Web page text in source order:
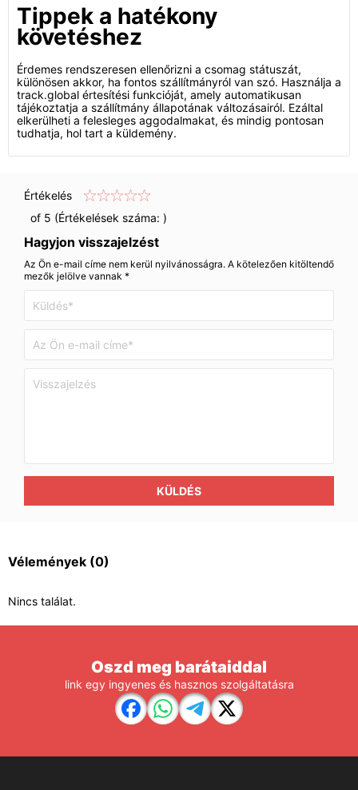
Tippek a hatékony
követéshez
Érdemes rendszeresen ellenőrizni a csomag státuszát,
különösen akkor, ha fontos szállítmányról van szó. Használja a
track.global értesítési funkcióját, amely automatikusan
tájékoztatja a szállítmány állapotának változásairól. Ezáltal
elkerülheti a felesleges aggodalmakat, és mindig pontosan
tudhatja, hol tart a küldemény.
Értékelés
of 5 (Értékelések száma: )
Hagyjon visszajelzést
Az Ön e-mail címe nem kerül nyilvánosságra. A kötelezően kitöltendő
mezők jelölve vannak *
KÜLDÉS
Vélemények (0)
Nincs találat.
Oszd meg barátaiddal
link egy ingyenes és hasznos szolgáltatásra